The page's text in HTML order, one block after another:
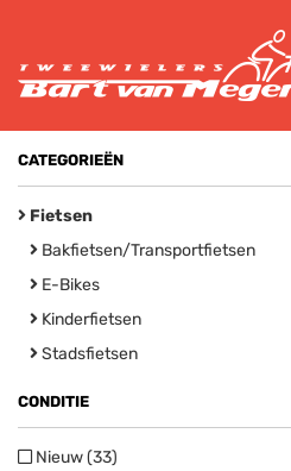
CATEGORIEËN
Fietsen
Bakfietsen/Transportfietsen
E-Bikes
Kinderfietsen
Stadsfietsen
CONDITIE
Nieuw (33)